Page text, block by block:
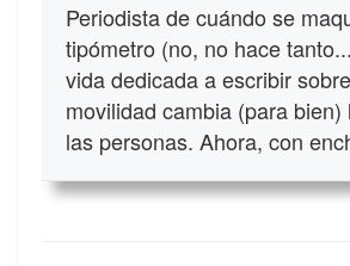
Periodista de cuándo se
tipómetro (no, no hace
vida dedicada a escribir
movilidad cambia (para bien)
las personas. Ahora, con